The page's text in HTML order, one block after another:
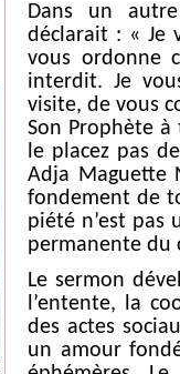
Dans un
déclarait : « Je
vous ordonne
interdit. Je
visite, de vous
Son Prophète
le placez pas
Adja Maguette
fondement de
piété n’est pas
permanente du
Le sermon
l’entente, la
des actes
un amour